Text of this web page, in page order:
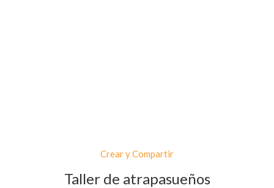
Crear y Compartir
Taller de atrapasueños